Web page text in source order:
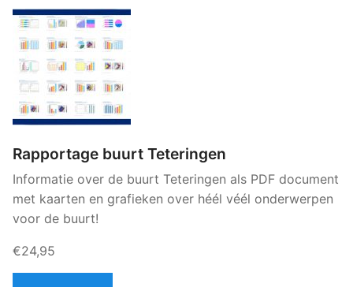
Rapportage buurt Teteringen
Informatie over de buurt Teteringen als PDF document
met kaarten en grafieken over héél véél onderwerpen
voor de buurt!
€24,95